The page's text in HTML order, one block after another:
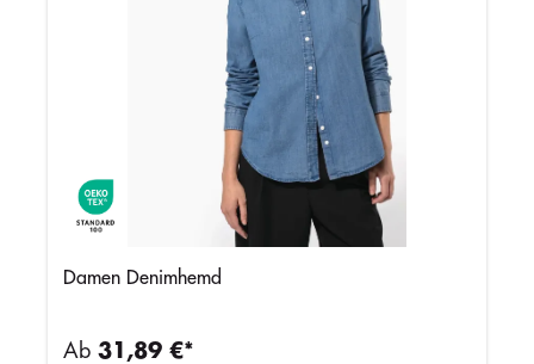
Damen Denimhemd
Ab 31,89 €*